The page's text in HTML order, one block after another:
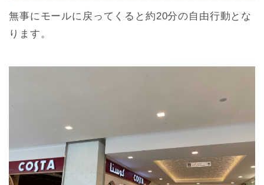
無事にモールに戻ってくると約20分の自由行動とな
ります。